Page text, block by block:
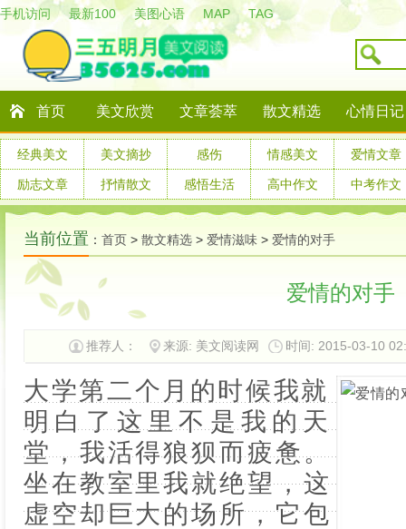
手机访问 最新100 美图心语 MAP TAG
首页 美文欣赏 文章荟萃 散文精选 心情日记
经典美文 美文摘抄 感伤 情感美文 爱情文章
励志文章 抒情散文 感悟生活 高中作文 中考作文
当前位置 ： 首页 > 散文精选 > 爱情滋味 > 爱情的对手
爱情的对手
推荐人： 来源: 美文阅读网 时间: 2015-03-10
大学第二个月的时候我就
明白了这里不是我的天
堂，我活得狼狈而疲惫。
坐在教室里我就绝望，这
虚空却巨大的场所，它包